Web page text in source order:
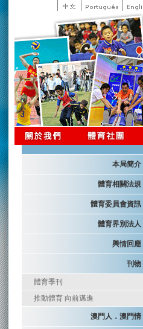
本局簡介
體育相關法規
體育委員會資訊
體育界別法人
輿情回應
刊物
體育季刊
推動體育 向前邁進
澳門人．澳門情